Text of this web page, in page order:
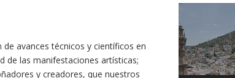
avances técnicos y científicos en
de las manifestaciones artísticas;
y creadores, que nuestros
de
vídeo